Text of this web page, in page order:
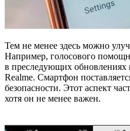
Тем не менее здесь можно
Например, голосового
в преследующих обновлениях
Realme. Смартфон
безопасности. Этот аспект
хотя он не менее важен.